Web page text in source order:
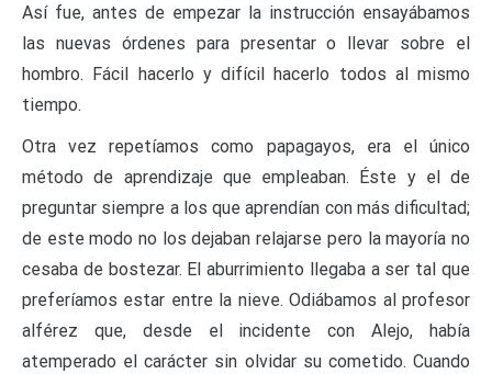
Así fue, antes de empezar la instrucción ensayábamos
las nuevas órdenes para presentar o llevar sobre el
hombro. Fácil hacerlo y difícil hacerlo todos al mismo
tiempo.
Otra vez repetíamos como papagayos, era el único
método de aprendizaje que empleaban. Éste y el de
preguntar siempre a los que aprendían con más dificultad;
de este modo no los dejaban relajarse pero la mayoría no
cesaba de bostezar. El aburrimiento llegaba a ser tal que
preferíamos estar entre la nieve. Odiábamos al profesor
alférez que, desde el incidente con Alejo, había
atemperado el carácter sin olvidar su cometido. Cuando